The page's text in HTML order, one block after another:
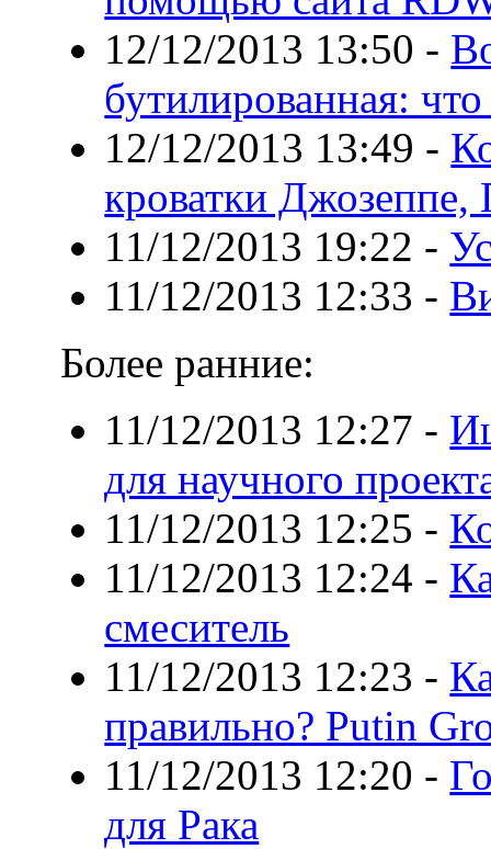
12/12/2013 13:50 -
бутилированная:
12/12/2013 13:49 -
кроватки Джозеппе,
11/12/2013 19:22 -
11/12/2013 12:33 -
Более ранние:
11/12/2013 12:27 -
для научного
11/12/2013 12:25 -
11/12/2013 12:24 -
смеситель
11/12/2013 12:23 -
правильно? Putin
11/12/2013 12:20 -
для Рака